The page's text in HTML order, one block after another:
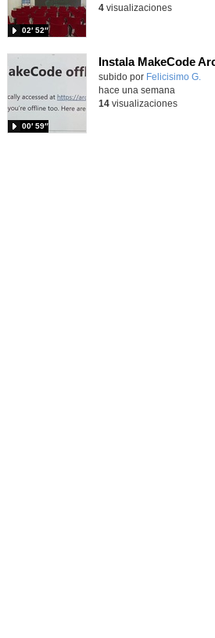
02′ 52″
4visualizaciones
Contenido educativo.
subido por Felicisimo G.
00′ 59″
hace una semana
14visualizaciones